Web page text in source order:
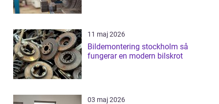
11 maj 2026
Bildemontering stockholm så
fungerar en modern bilskrot
03 maj 2026